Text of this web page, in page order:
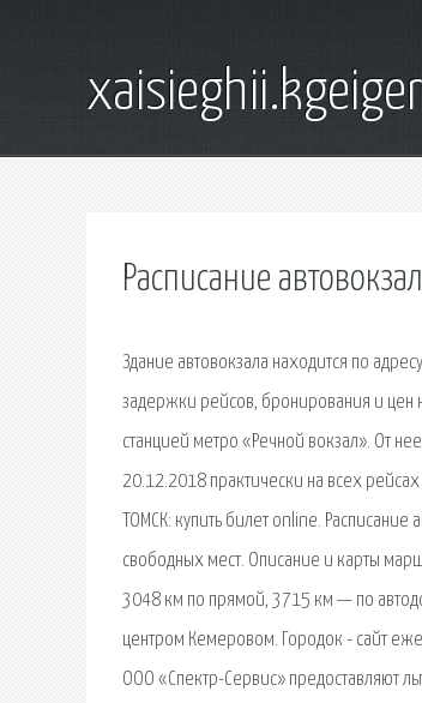
Расписание
Здание автовокзала находится по
задержки рейсов, бронирования и цен
станцией метро «Речной вокзал». От
20.12.2018 практически на всех
ТОМСК: купить билет online.
свободных мест. Описание и карты
3048 км по прямой, 3715 км — по
центром Кемеровом. Городок - сайт
ООО «Спектр-Сервис» предоставляют